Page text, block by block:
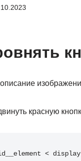
красную
<